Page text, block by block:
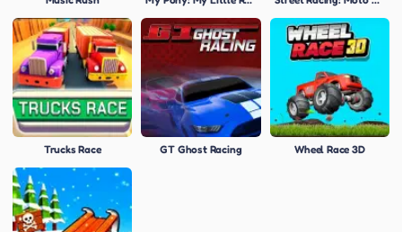
Trucks Race GT Ghost Racing Wheel Race 3D